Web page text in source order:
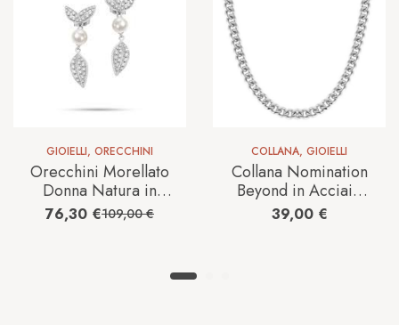
GIOIELLI, ORECCHINI
Orecchini Morellato
Donna Natura in
Acciaio Perla
SAHL10
109,00€
76,30 €
COLLANA, GIOIELLI
Collana Nomination
Beyond in Acciaio
028916/002
39,00 €